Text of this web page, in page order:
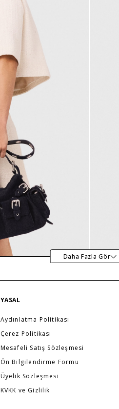
Daha Fazla Gör
YASAL
Aydınlatma Politikası
Çerez Politikası
Mesafeli Satış Sözleşmesi
Ön Bilgilendirme Formu
Üyelik Sözleşmesi
KVKK ve Gizlilik